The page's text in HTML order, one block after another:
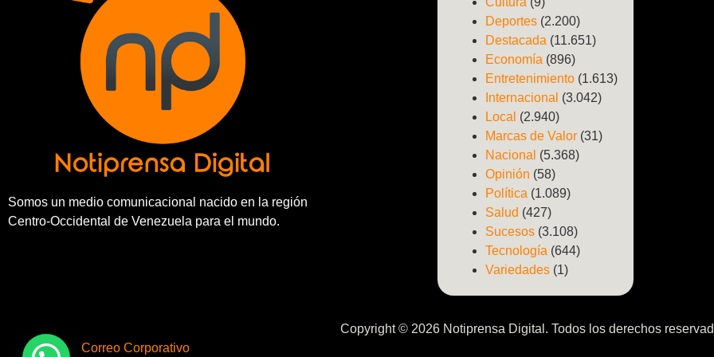
Somos un medio comunicacional nacido en la región
Centro-Occidental de Venezuela para el mundo.
Deportes(2.200)
Destacada (11.651)
Economía (896)
Entretenimiento(1.613)
Internacional (3.042)
Local (2.940)
Marcas de Valor(31)
Nacional (5.368)
Opinión (58)
Política (1.089)
Salud (427)
Sucesos(3.108)
Tecnología (644)
Variedades(1)
Copyright © 2026 Notiprensa Digital. Todos los derechos
Correo Corporativo